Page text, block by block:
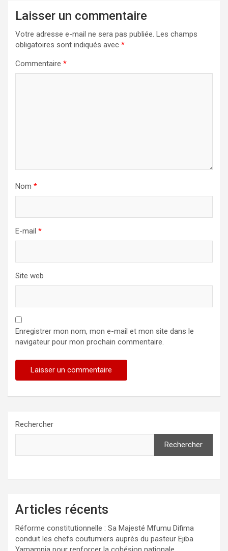
Laisser un commentaire
Votre adresse e-mail ne sera pas publiée. Les champs
obligatoires sont indiqués avec *
Commentaire *
Nom *
E-mail *
Site web
Enregistrer mon nom, mon e-mail et mon site dans le
navigateur pour mon prochain commentaire.
Rechercher
Rechercher
Articles récents
Réforme constitutionnelle : Sa Majesté Mfumu Difima
conduit les chefs coutumiers auprès du pasteur Ejiba